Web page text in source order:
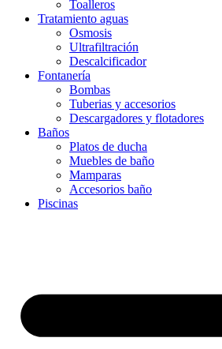
Toalleros
Tratamiento aguas
Osmosis
Ultrafiltración
Descalcificador
Fontanería
Bombas
Tuberias y accesorios
Descargadores y flotadores
Baños
Platos de ducha
Muebles de baño
Mamparas
Accesorios baño
Piscinas